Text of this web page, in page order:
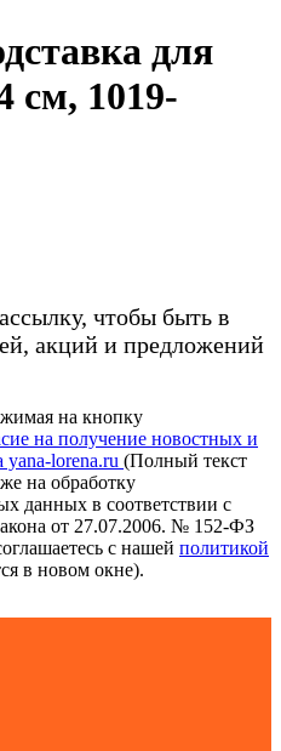
для
см, 1019-
чтобы быть в
акций и предложений
на кнопку
на получение новостных и
yana-lorena.ru (Полный текст
на обработку
данных в соответствии с
от 27.07.2006. № 152-ФЗ
c нашей политикой
в новом окне).